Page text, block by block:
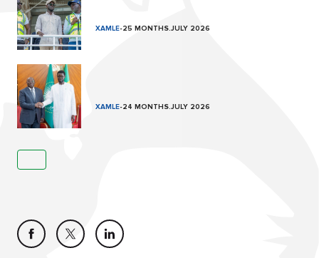
XAMLE-25 MONTHS.JULY 2026
XAMLE-24 MONTHS.JULY 2026